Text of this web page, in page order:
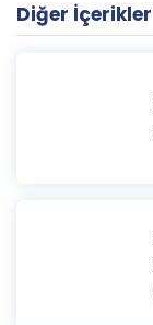
Diğer İçerikler